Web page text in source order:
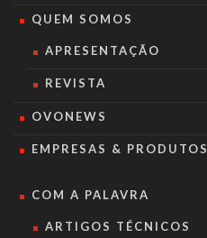
QUEM SOMOS
APRESENTAÇÃO
REVISTA
OVONEWS
EMPRESAS & PRODUTOS
COM A PALAVRA
ARTIGOS TÉCNICOS